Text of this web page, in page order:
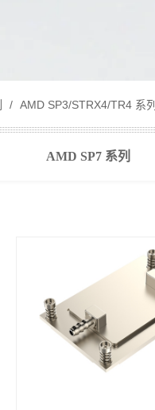
/ AMD SP3/STRX4/TR4 系列
AMD SP7 系列